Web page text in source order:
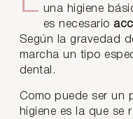
una higiene
es necesario
Según la gravedad
marcha un tipo
dental.
Como puede ser un
higiene es la que se